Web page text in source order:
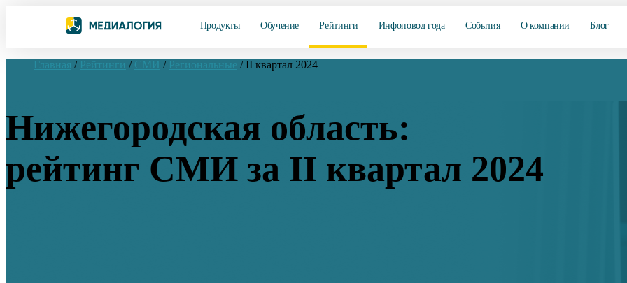
Продукты Обучение Рейтинги Инфоповод года События О компании Блог
Главная / Рейтинги / СМИ / Региональные / II квартал 2024
Нижегородская область:
рейтинг СМИ за II квартал 2024